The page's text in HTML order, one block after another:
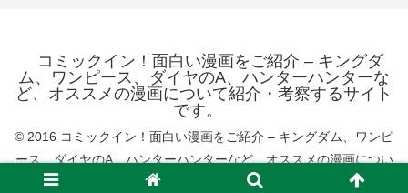
コミックイン！面白い漫画をご紹介 – キングダ
ム、ワンピース、ダイヤのA、ハンターハンターな
ど、オススメの漫画について紹介・考察するサイト
です。
© 2016 コミックイン！面白い漫画をご紹介 – キングダム、ワンピ
ース、ダイヤのA、ハンターハンターなど、オススメの漫画につい
て紹介・考察するサイトです。.